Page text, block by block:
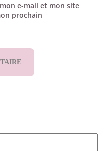
e-mail et mon site
prochain